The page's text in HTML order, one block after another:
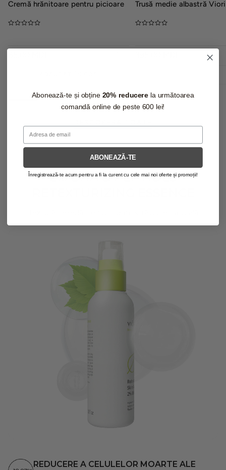
Cremă hrănitoare pentru picioare Trusă medie albastră
2% BHA & PEPTIDES
REDUCERE A CELULELOR MOARTE ALE
Abonează-te și obține 20% reducerela următoarea
comandă online de peste 600 lei!
Email
ABONEAZĂ-TE
Înregistrează-te acum pentru a fi la curent cu cele mai noi oferte și promoții!